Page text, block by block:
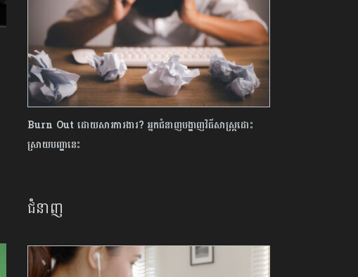
Burn Out ដោយសារការងារ? អ្នកជំនាញបង្ហាញវិធីសាស្ត្រដោះ
ស្រាយបញ្ហានេះ
ជំនាញ